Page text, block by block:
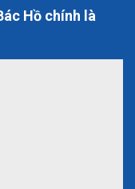
Hồ chính là